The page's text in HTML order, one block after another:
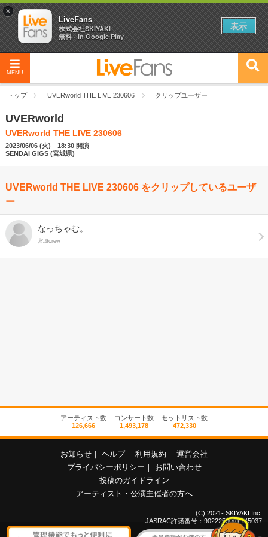
MENU
トップ UVERworld THE LIVE 230606 クリップユーザー
UVERworld
UVERworld THE LIVE 230606
2023/06/06 (火) 18:30 開演
SENDAI GIGS (宮城県)
UVERworld THE LIVE 230606 をクリップしているユーザ
ー
なっちゃむ。
宮城crew
アーティスト数
126,666
コンサート数
1,493,178
セットリスト数
472,330
お知らせ ヘルプ 利用規約
運営会社
プライバシーポリシー
お問い合わせ
投稿のガイドライン
アーティスト・公演主催者の方へ
(C) 2021- SKIYAKI Inc.
JASRAC許諾番号：9022255001Y45037
×
LiveFans
株式会社SKIYAKI
無料 - In Google Play
表示